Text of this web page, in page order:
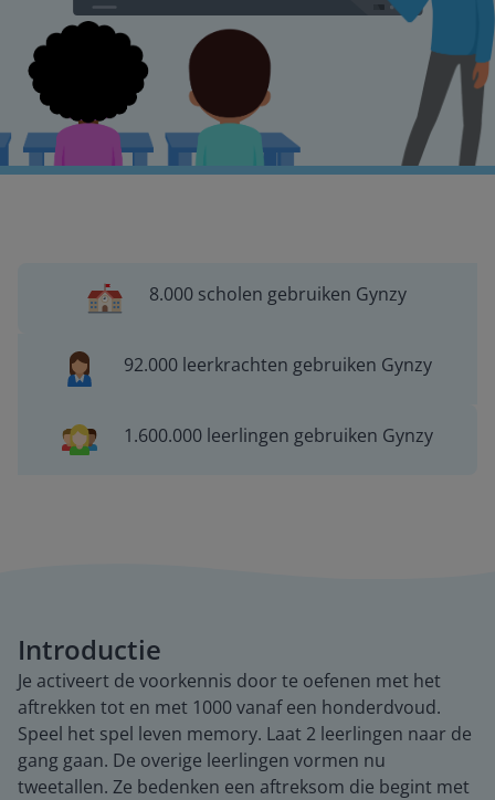
8.000 scholen gebruiken Gynzy
92.000 leerkrachten gebruiken Gynzy
1.600.000 leerlingen gebruiken Gynzy
Introductie
Je activeert de voorkennis door te oefenen met het
aftrekken tot en met 1000 vanaf een honderdvoud.
Speel het spel leven memory. Laat 2 leerlingen naar de
gang gaan. De overige leerlingen vormen nu
tweetallen. Ze bedenken een aftreksom die begint met